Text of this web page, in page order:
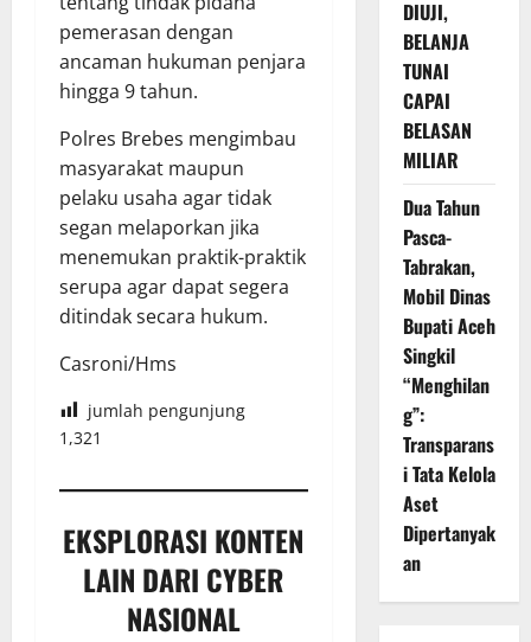
pemerasan dengan
ancaman hukuman penjara
hingga 9 tahun.
Polres Brebes mengimbau
masyarakat maupun
pelaku usaha agar tidak
segan melaporkan jika
menemukan praktik-praktik
serupa agar dapat segera
ditindak secara hukum.
Casroni/Hms
jumlah pengunjung
1,321
EKSPLORASI KONTEN
LAIN DARI CYBER
NASIONAL
DIUJI,
BELANJA
TUNAI
CAPAI
BELASAN
MILIAR
Dua Tahun
Pasca-
Tabrakan,
Mobil Dinas
Bupati Aceh
Singkil
“Menghilan
g”:
Transparans
i Tata Kelola
Aset
Dipertanyak
an